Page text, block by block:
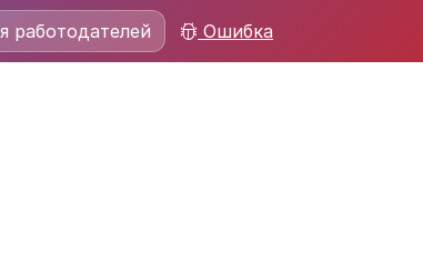
работодателей Ошибка